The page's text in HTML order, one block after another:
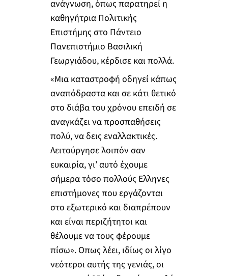
ανάγνωση, όπως παρατηρεί η
καθηγήτρια Πολιτικής
Επιστήμης στο Πάντειο
Πανεπιστήμιο Βασιλική
Γεωργιάδου, κέρδισε και πολλά.
«Μια καταστροφή οδηγεί κάπως
αναπόδραστα και σε κάτι θετικό
στο διάβα του χρόνου επειδή σε
αναγκάζει να προσπαθήσεις
πολύ, να δεις εναλλακτικές.
Λειτούργησε λοιπόν σαν
ευκαιρία, γι’ αυτό έχουμε
σήμερα τόσο πολλούς Ελληνες
επιστήμονες που εργάζονται
στο εξωτερικό και διαπρέπουν
και είναι περιζήτητοι και
θέλουμε να τους φέρουμε
πίσω». Οπως λέει, ιδίως οι λίγο
νεότεροι αυτής της γενιάς, οι